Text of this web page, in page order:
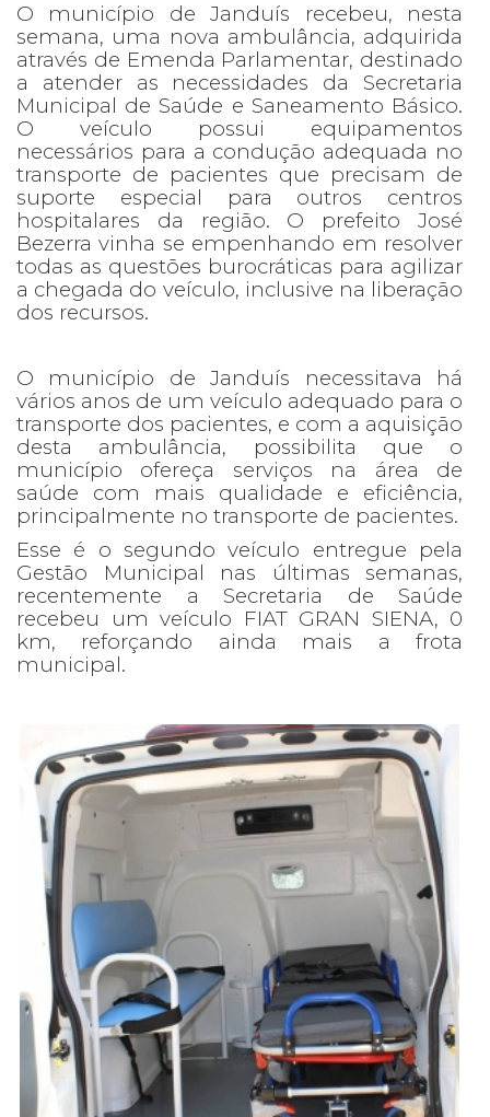
O município de Janduís recebeu, nesta
semana, uma nova ambulância, adquirida
através de Emenda Parlamentar, destinado
a atender as necessidades da Secretaria
Municipal de Saúde e Saneamento Básico.
O veículo possui equipamentos
necessários para a condução adequada no
transporte de pacientes que precisam de
suporte especial para outros centros
hospitalares da região. O prefeito José
Bezerra vinha se empenhando em resolver
todas as questões burocráticas para agilizar
a chegada do veículo, inclusive na liberação
dos recursos.
O município de Janduís necessitava há
vários anos de um veículo adequado para o
transporte dos pacientes, e com a aquisição
desta ambulância, possibilita que o
município ofereça serviços na área de
saúde com mais qualidade e eficiência,
principalmente no transporte de pacientes.
Esse é o segundo veículo entregue pela
Gestão Municipal nas últimas semanas,
recentemente a Secretaria de Saúde
recebeu um veículo FIAT GRAN SIENA, 0
km, reforçando ainda mais a frota
municipal.